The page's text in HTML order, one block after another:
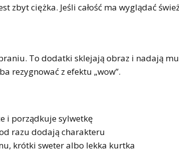
zbyt ciężka. Jeśli całość ma wyglądać
To dodatki sklejają obraz i nadają
rezygnować z efektu „wow”.
i porządkuje sylwetkę
razu dodają charakteru
krótki sweter albo lekka kurtka